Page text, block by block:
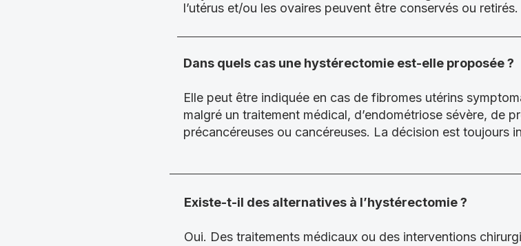
l’utérus et/ou les ovaires peuvent être conservés ou retirés.
Dans quels cas une hystérectomie est-elle proposée ?
Elle peut être indiquée en cas de fibromes utérins
malgré un traitement médical, d’endométriose sévère, de
précancéreuses ou cancéreuses. La décision est toujours
Existe-t-il des alternatives à l’hystérectomie ?
Oui. Des traitements médicaux ou des interventions